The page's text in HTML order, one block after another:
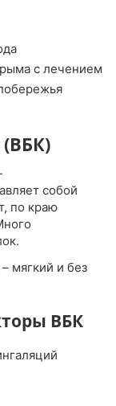
с лечением
собой
по краю
мягкий и без
ВБК